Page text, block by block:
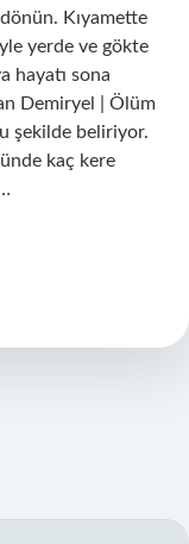
Kıyamette
yerde ve gökte
hayatı sona
Demiryel | Ölüm
şekilde beliriyor.
kaç kere